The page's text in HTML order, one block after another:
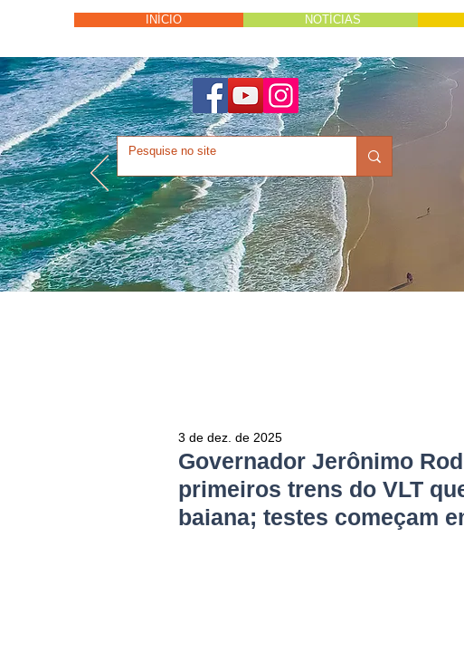
INÍCIO NOTÍCIAS
Governador Jerônimo
primeiros trens do VLT
baiana; testes começam
3 de dez. de 2025